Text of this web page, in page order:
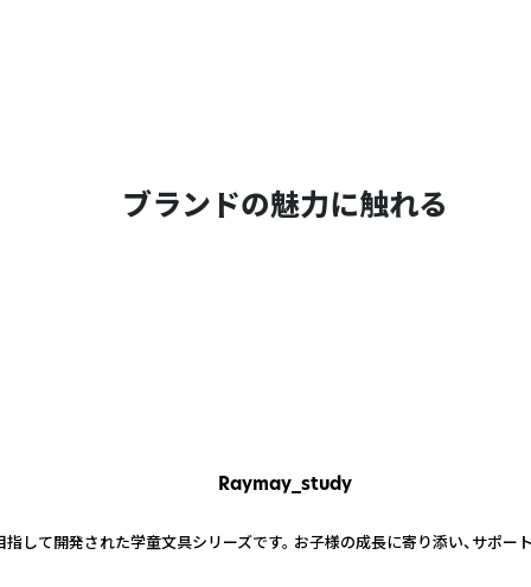
ブランドの魅力に触れる
Raymay_study
して開発された学童文具シリーズです。 お子様の成長に寄り添い、サポー